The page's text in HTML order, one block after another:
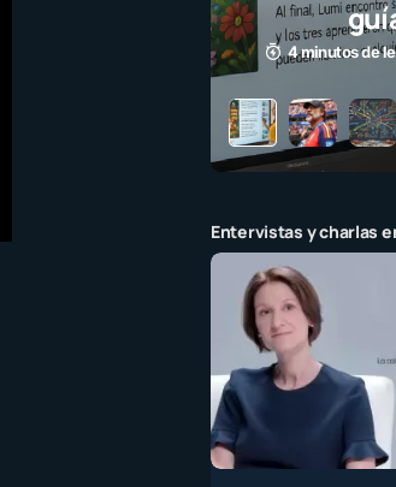
1,7K vistas
Entervistas y charlas